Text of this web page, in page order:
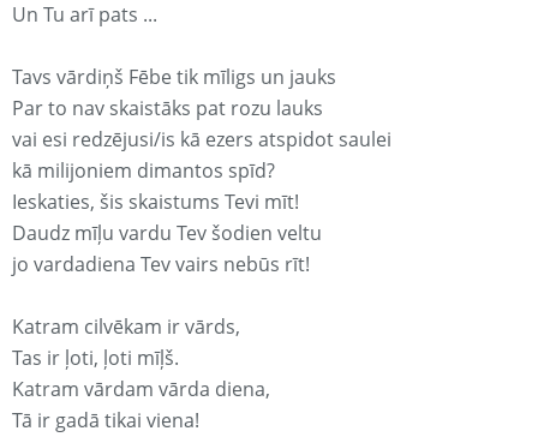
Un Tu arī pats ...
Tavs vārdiņš Fēbe tik mīligs un jauks
Par to nav skaistāks pat rozu lauks
vai esi redzējusi/is kā ezers atspidot saulei
kā milijoniem dimantos spīd?
Ieskaties, šis skaistums Tevi mīt!
Daudz mīļu vardu Tev šodien veltu
jo vardadiena Tev vairs nebūs rīt!
Katram cilvēkam ir vārds,
Tas ir ļoti, ļoti mīļš.
Katram vārdam vārda diena,
Tā ir gadā tikai viena!